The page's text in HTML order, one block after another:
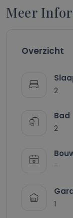
Meer
Overzicht
2
Bad
2
-
1